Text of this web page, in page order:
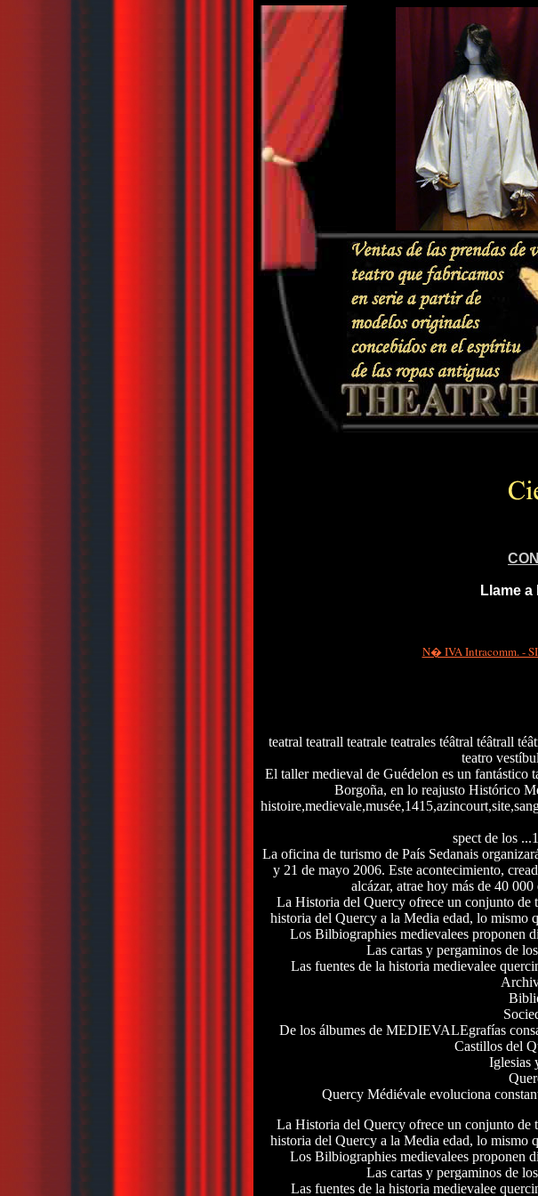
Llame a
N� IVA Intracomm. -
teatral teatrall teatrale teatrales téâtral téâtrall
teatro
El taller medieval de Guédelon es un fantástico
Borgoña, en lo reajusto Histórico
spect de los
La oficina de turismo de País Sedanais
y 21 de mayo 2006. Este acontecimiento,
alcázar, atrae hoy más de 40
La Historia del Quercy ofrece un conjunto de
historia del Quercy a la Media edad, lo mismo
Los Bilbiographies medievalees proponen
Las cartas y pergaminos de
Las fuentes de la historia medievalee
De los álbumes de MEDIEVALEgrafías
Castillos del
Iglesias
Quercy Médiévale evoluciona
La Historia del Quercy ofrece un conjunto de
historia del Quercy a la Media edad, lo mismo
Los Bilbiographies medievalees proponen
Las cartas y pergaminos de
Las fuentes de la historia medievalee